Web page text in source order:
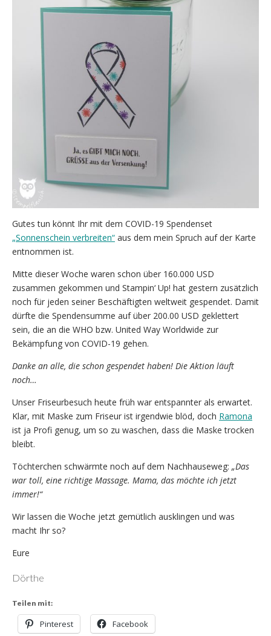
Gutes tun könnt Ihr mit dem COVID-19 Spendenset
„Sonnenschein verbreiten“ aus dem mein Spruch auf der Karte
entnommen ist.
Mitte dieser Woche waren schon über 160.000 USD
zusammen gekommen und Stampin‘ Up! hat gestern zusätzlich
noch für jeden seiner Beschäftigten weltweit gespendet. Damit
dürfte die Spendensumme auf über 200.00 USD geklettert
sein, die an die WHO bzw. United Way Worldwide zur
Bekämpfung von COVID-19 gehen.
Danke an alle, die schon gespendet haben! Die Aktion läuft
noch…
Unser Friseurbesuch heute früh war entspannter als erwartet.
Klar, mit Maske zum Friseur ist irgendwie blöd, doch Ramona
ist ja Profi genug, um so zu waschen, dass die Maske trocken
bleibt.
Töchterchen schwärmte noch auf dem Nachhauseweg: „Das
war toll, eine richtige Massage. Mama, das möchte ich jetzt
immer!“
Wir lassen die Woche jetzt gemütlich ausklingen und was
macht Ihr so?
Eure
Dörthe
Teilen mit:
Pinterest Facebook